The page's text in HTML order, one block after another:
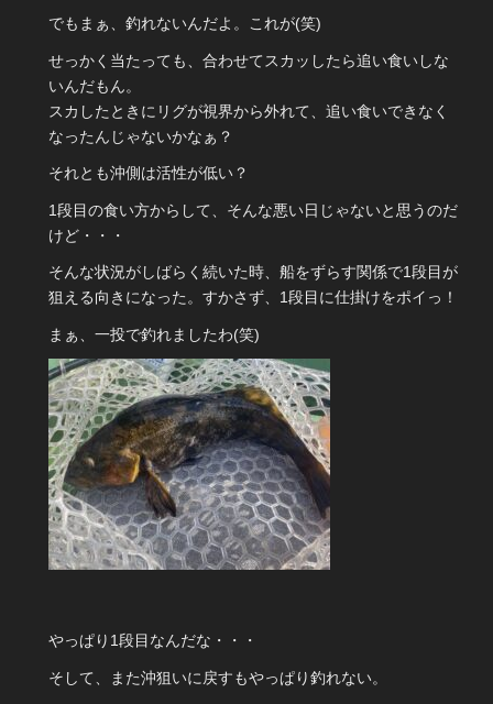
でもまぁ、釣れないんだよ。これが(笑)
せっかく当たっても、合わせてスカッしたら追い食いしな
いんだもん。
スカしたときにリグが視界から外れて、追い食いできなく
なったんじゃないかなぁ？
それとも沖側は活性が低い？
1段目の食い方からして、そんな悪い日じゃないと思うのだ
けど・・・
そんな状況がしばらく続いた時、船をずらす関係で1段目が
狙える向きになった。すかさず、1段目に仕掛けをポイっ！
まぁ、一投で釣れましたわ(笑)
やっぱり1段目なんだな・・・
そして、また沖狙いに戻すもやっぱり釣れない。